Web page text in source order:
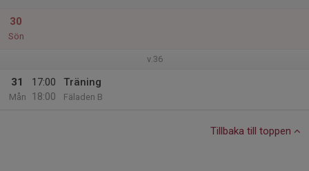
30
Sön
v.36
31
Mån
17:00
18:00
Träning
Fäladen B
Tillbaka till toppen